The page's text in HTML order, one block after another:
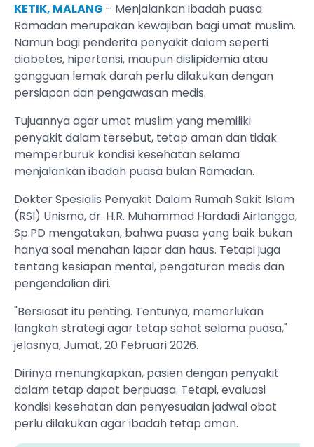
KETIK, MALANG – Menjalankan ibadah puasa
Ramadan merupakan kewajiban bagi umat muslim.
Namun bagi penderita penyakit dalam seperti
diabetes, hipertensi, maupun dislipidemia atau
gangguan lemak darah perlu dilakukan dengan
persiapan dan pengawasan medis.
Tujuannya agar umat muslim yang memiliki
penyakit dalam tersebut, tetap aman dan tidak
memperburuk kondisi kesehatan selama
menjalankan ibadah puasa bulan Ramadan.
Dokter Spesialis Penyakit Dalam Rumah Sakit Islam
(RSI) Unisma, dr. H.R. Muhammad Hardadi Airlangga,
Sp.PD mengatakan, bahwa puasa yang baik bukan
hanya soal menahan lapar dan haus. Tetapi juga
tentang kesiapan mental, pengaturan medis dan
pengendalian diri.
"Bersiasat itu penting. Tentunya, memerlukan
langkah strategi agar tetap sehat selama puasa,"
jelasnya, Jumat, 20 Februari 2026.
Dirinya menungkapkan, pasien dengan penyakit
dalam tetap dapat berpuasa. Tetapi, evaluasi
kondisi kesehatan dan penyesuaian jadwal obat
perlu dilakukan agar ibadah tetap aman.